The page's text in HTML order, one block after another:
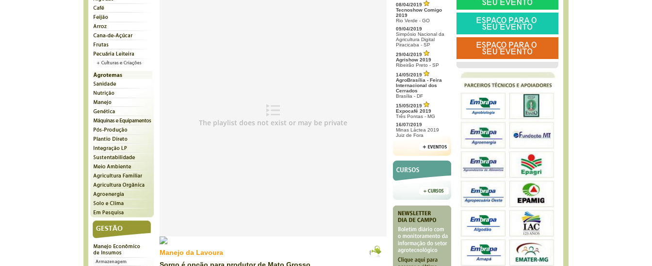
Manejo da Lavoura
08/04/2019
Tecnoshow Comigo
2019
Rio Verde - GO
09/04/2019
Simpósio Nacional da
Agricultura Digital
Piracicaba - SP
29/04/2019
Agrishow 2019
Ribeirão Preto - SP
14/05/2019
AgroBrasília - Feira
Internacional dos
Cerrados
Brasília - DF
15/05/2019
Expocafé 2019
Três Pontas - MG
16/07/2019
Minas Láctea 2019
Juiz de Fora